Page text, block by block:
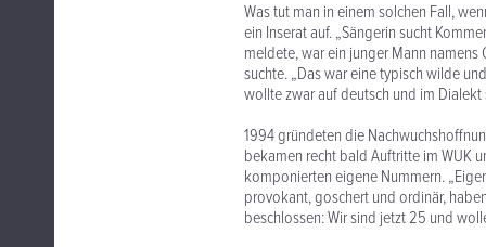
Was tut man in einem solchen Fall,
ein Inserat auf. „Sängerin sucht
meldete, war ein junger Mann
suchte. „Das war eine typisch wilde
wollte zwar auf deutsch und im
1994 gründeten die
bekamen recht bald Auftritte im WUK
komponierten eigene Nummern.
provokant, goschert und ordinär,
beschlossen: Wir sind jetzt 25 und